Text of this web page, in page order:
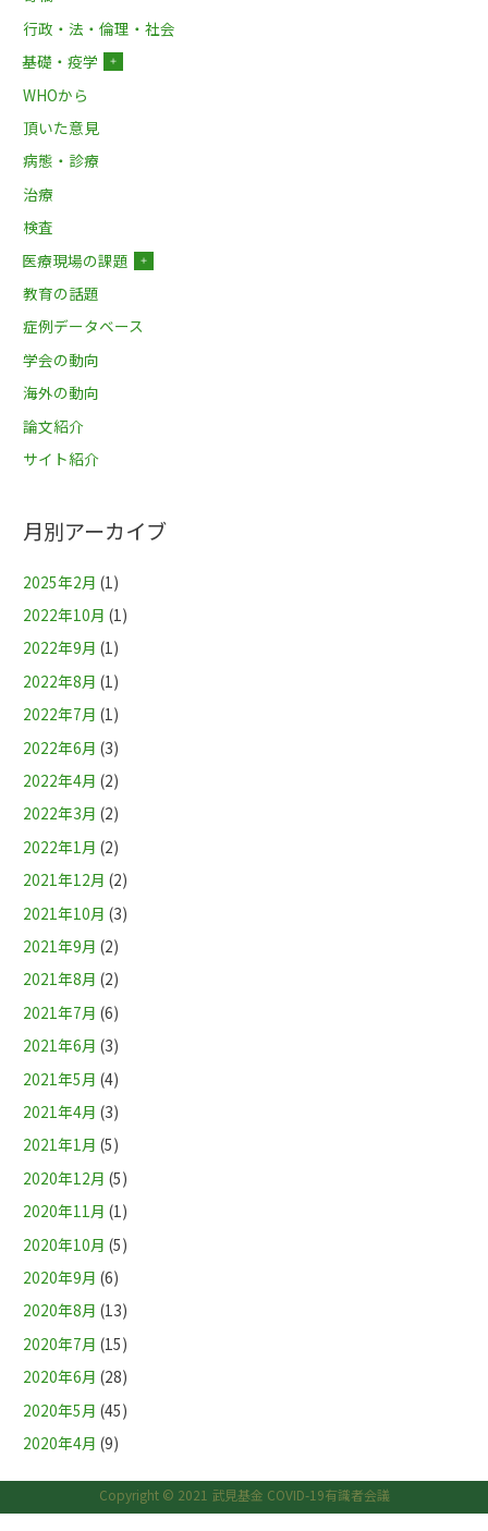
行政・法・倫理・社会
基礎・疫学
＋
WHOから
頂いた意見
病態・診療
治療
検査
医療現場の課題
＋
教育の話題
症例データベース
学会の動向
海外の動向
論文紹介
サイト紹介
月別アーカイブ
2025年2月 (1)
2022年10月 (1)
2022年9月 (1)
2022年8月 (1)
2022年7月 (1)
2022年6月 (3)
2022年4月 (2)
2022年3月 (2)
2022年1月 (2)
2021年12月 (2)
2021年10月 (3)
2021年9月 (2)
2021年8月 (2)
2021年7月 (6)
2021年6月 (3)
2021年5月 (4)
2021年4月 (3)
2021年1月 (5)
2020年12月 (5)
2020年11月 (1)
2020年10月 (5)
2020年9月 (6)
2020年8月 (13)
2020年7月 (15)
2020年6月 (28)
2020年5月 (45)
2020年4月 (9)
Copyright © 2021 武見基金 COVID-19有識者会議